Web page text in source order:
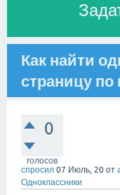
Как найти
страницу
0
голосов
спросил 07 Июль, 20 от
Одноклассники